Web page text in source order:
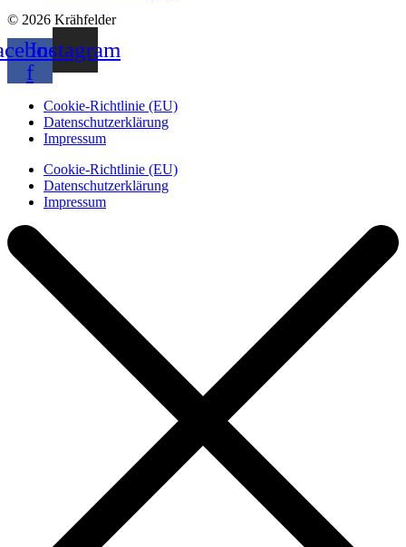
© 2026 Krähfelder
f
Instagram
Cookie-Richtlinie (EU)
Datenschutzerklärung
Impressum
Cookie-Richtlinie (EU)
Datenschutzerklärung
Impressum